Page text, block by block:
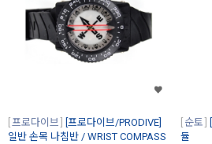
프로다이브
[프로다이브/PRODIVE]
일반 손목 나침반 / WRIST COMPASS
순토
듈